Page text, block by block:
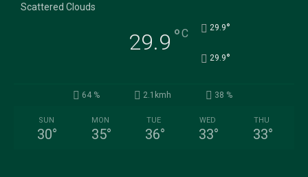
Scattered Clouds
29.9 °C 29.9°
29.9°
64 % 2.1kmh 38 %
SUN
30°
MON
35°
TUE
36°
WED
33°
THU
33°